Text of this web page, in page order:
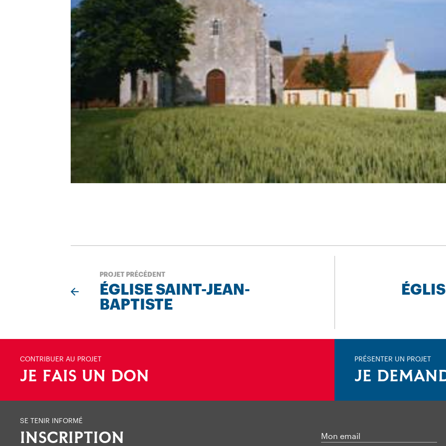
PROJET PRÉCÉDENT
ÉGLISE SAINT-JEAN-
BAPTISTE
CONTRIBUER AU PROJET
JE FAIS UN DON
PRÉSENTER UN PROJET
JE
SE TENIR INFORMÉ
INSCRIPTION Mon email